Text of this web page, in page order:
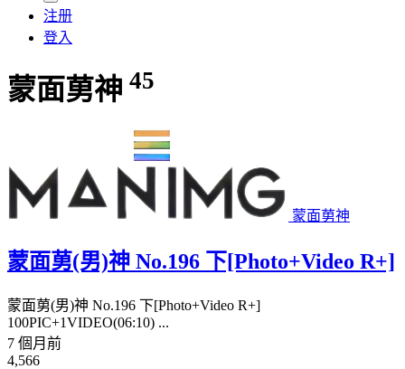
注册
登入
蒙面莮神 45
蒙面莮神
蒙面莮(男)神 No.196 下[Photo+Video R+]
蒙面莮(男)神 No.196 下[Photo+Video R+]
100PIC+1VIDEO(06:10) ...
7 個月前
4,566